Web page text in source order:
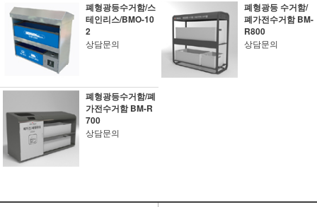
폐형광등수거함/스
테인리스/BMO-10
2
상담문의
폐형광등 수거함/
폐가전수거함 BM-
R800
상담문의
폐형광등수거함/폐
가전수거함 BM-R
700
상담문의